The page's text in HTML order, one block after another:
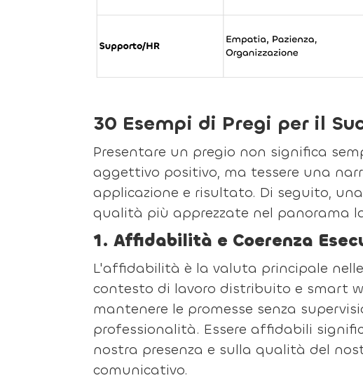
30 Esempi di Pregi per il
Presentare un pregio non significa
aggettivo positivo, ma tessere una
applicazione e risultato. Di seguito,
qualità più apprezzate nel panorama
1. Affidabilità e Coerenza
L'affidabilità è la valuta principale
contesto di lavoro distribuito e smart
mantenere le promesse senza
professionalità. Essere affidabili
nostra presenza e sulla qualità del
comunicativo.